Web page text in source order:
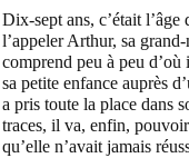
Dix-sept ans, c’était
l’appeler Arthur, sa
comprend peu à peu
sa petite enfance auprès
a pris toute la place dans
traces, il va, enfin,
qu’elle n’avait jamais